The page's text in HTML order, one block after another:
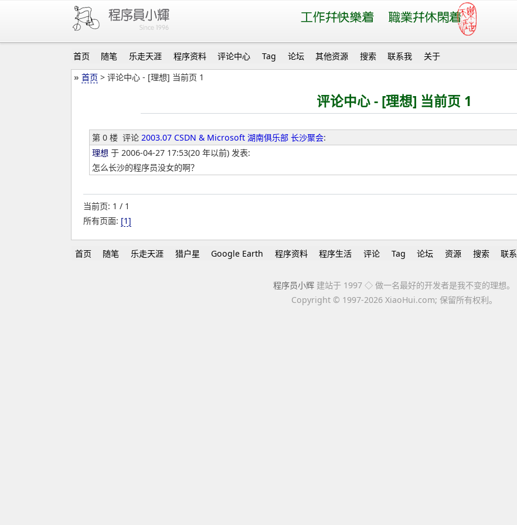
首页 随笔 乐走天涯 程序资料 评论中心 Tag 论坛 其他资源 搜索 联系我 关于
» 首页 > 评论中心 - [理想] 当前页 1
评论中心 - [理想] 当前页 1
第 0 楼 评论 2003.07 CSDN & Microsoft 湖南俱乐部 长沙聚会:
理想 于 2006-04-27 17:53(20 年以前) 发表:
怎么长沙的程序员没女的啊？
当前页: 1 / 1
所有页面: [1]
首页 随笔 乐走天涯 猎户星 Google Earth 程序资料 程序生活 评论 Tag 论坛 资源 搜索 联系
程序员小辉 建站于 1997 ◇ 做一名最好的开发者是我不变的理想。
Copyright © 1997-2026 XiaoHui.com; 保留所有权利。